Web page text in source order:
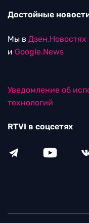
Достойные
Мы в Дзен.Новостях
и Google.News
Уведомление об
технологий
RTVI в соцсетях